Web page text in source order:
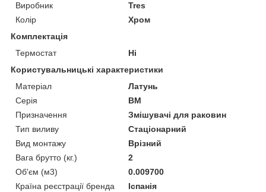
Виробник
Tres
Колір
Хром
Комплектація
Термостат
Ні
Користувальницькі характеристики
Матеріал
Латунь
Серія
BM
Призначення
Змішувачі для раковин
Тип виливу
Стаціонарний
Вид монтажу
Врізний
Вага брутто (кг.)
2
Об'єм (м3)
0.009700
Країна реєстрації бренда
Іспанія